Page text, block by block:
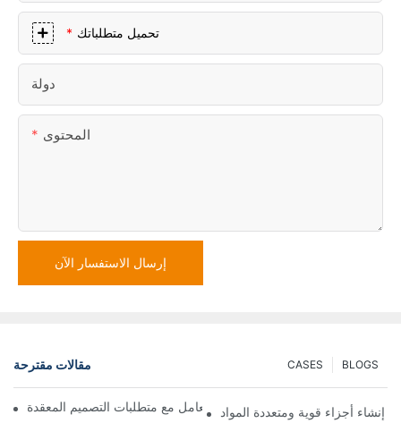
تحميل متطلباتك
دولة
المحتوى
إرسال الاستفسار الآن
مقالات مقترحة BLOGS
CASES
كيف يمكن لشركات صب القوالب التعامل مع متطلبات التصميم المعقدة
أجزاء قوية ومتعددة المواد